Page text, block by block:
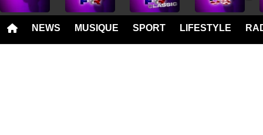
NEWS MUSIQUE SPORT LIFESTYLE